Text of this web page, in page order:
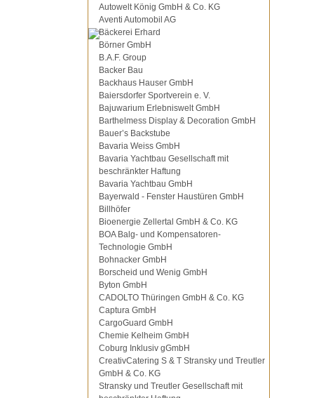
Autowelt König GmbH & Co. KG
Aventi Automobil AG
Bäckerei Erhard
Börner GmbH
B.A.F. Group
Backer Bau
Backhaus Hauser GmbH
Baiersdorfer Sportverein e. V.
Bajuwarium Erlebniswelt GmbH
Barthelmess Display & Decoration GmbH
Bauer’s Backstube
Bavaria Weiss GmbH
Bavaria Yachtbau Gesellschaft mit
beschränkter Haftung
Bavaria Yachtbau GmbH
Bayerwald - Fenster Haustüren GmbH
Billhöfer
Bioenergie Zellertal GmbH & Co. KG
BOA Balg- und Kompensatoren-
Technologie GmbH
Bohnacker GmbH
Borscheid und Wenig GmbH
Byton GmbH
CADOLTO Thüringen GmbH & Co. KG
Captura GmbH
CargoGuard GmbH
Chemie Kelheim GmbH
Coburg Inklusiv gGmbH
CreativCatering S & T Stransky und Treutler
GmbH & Co. KG
Stransky und Treutler Gesellschaft mit